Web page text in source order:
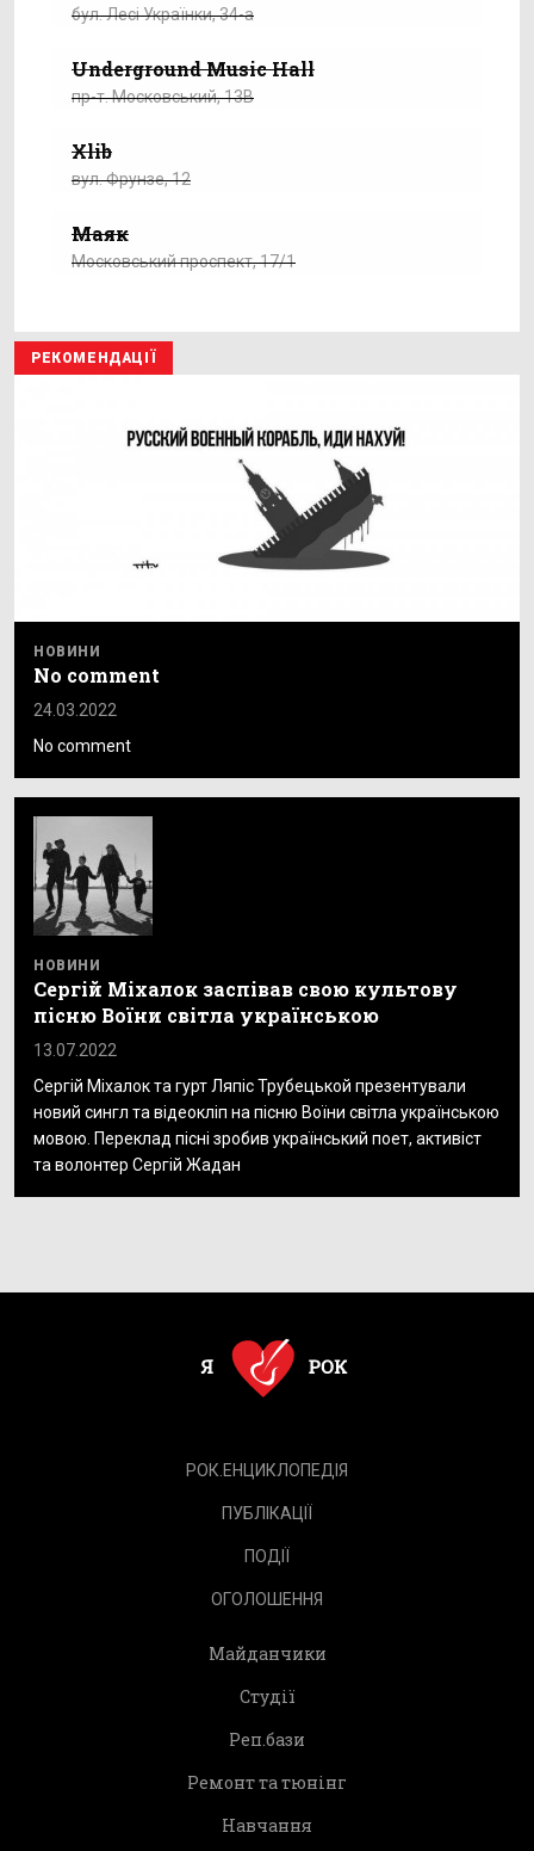
бул. Лесі Українки, 34-а
Underground Music Hall
пр-т. Московський, 13В
Xlib
вул. Фрунзе, 12
Маяк
Московський проспект, 17/1
РЕКОМЕНДАЦІЇ
НОВИНИ
No comment
24.03.2022
No comment
НОВИНИ
Сергій Міхалок заспівав свою культову
пісню Воїни світла українською
13.07.2022
Сергій Міхалок та гурт Ляпіс Трубецькой презентували
новий сингл та відеокліп на пісню Воїни світла українською
мовою. Переклад пісні зробив український поет, активіст
та волонтер Сергій Жадан
РОК.ЕНЦИКЛОПЕДІЯ
ПУБЛІКАЦІЇ
ПОДІЇ
ОГОЛОШЕННЯ
Майданчики
Студії
Реп.бази
Ремонт та тюнінг
Навчання